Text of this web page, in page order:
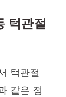
턱관절
턱관절
같은 정